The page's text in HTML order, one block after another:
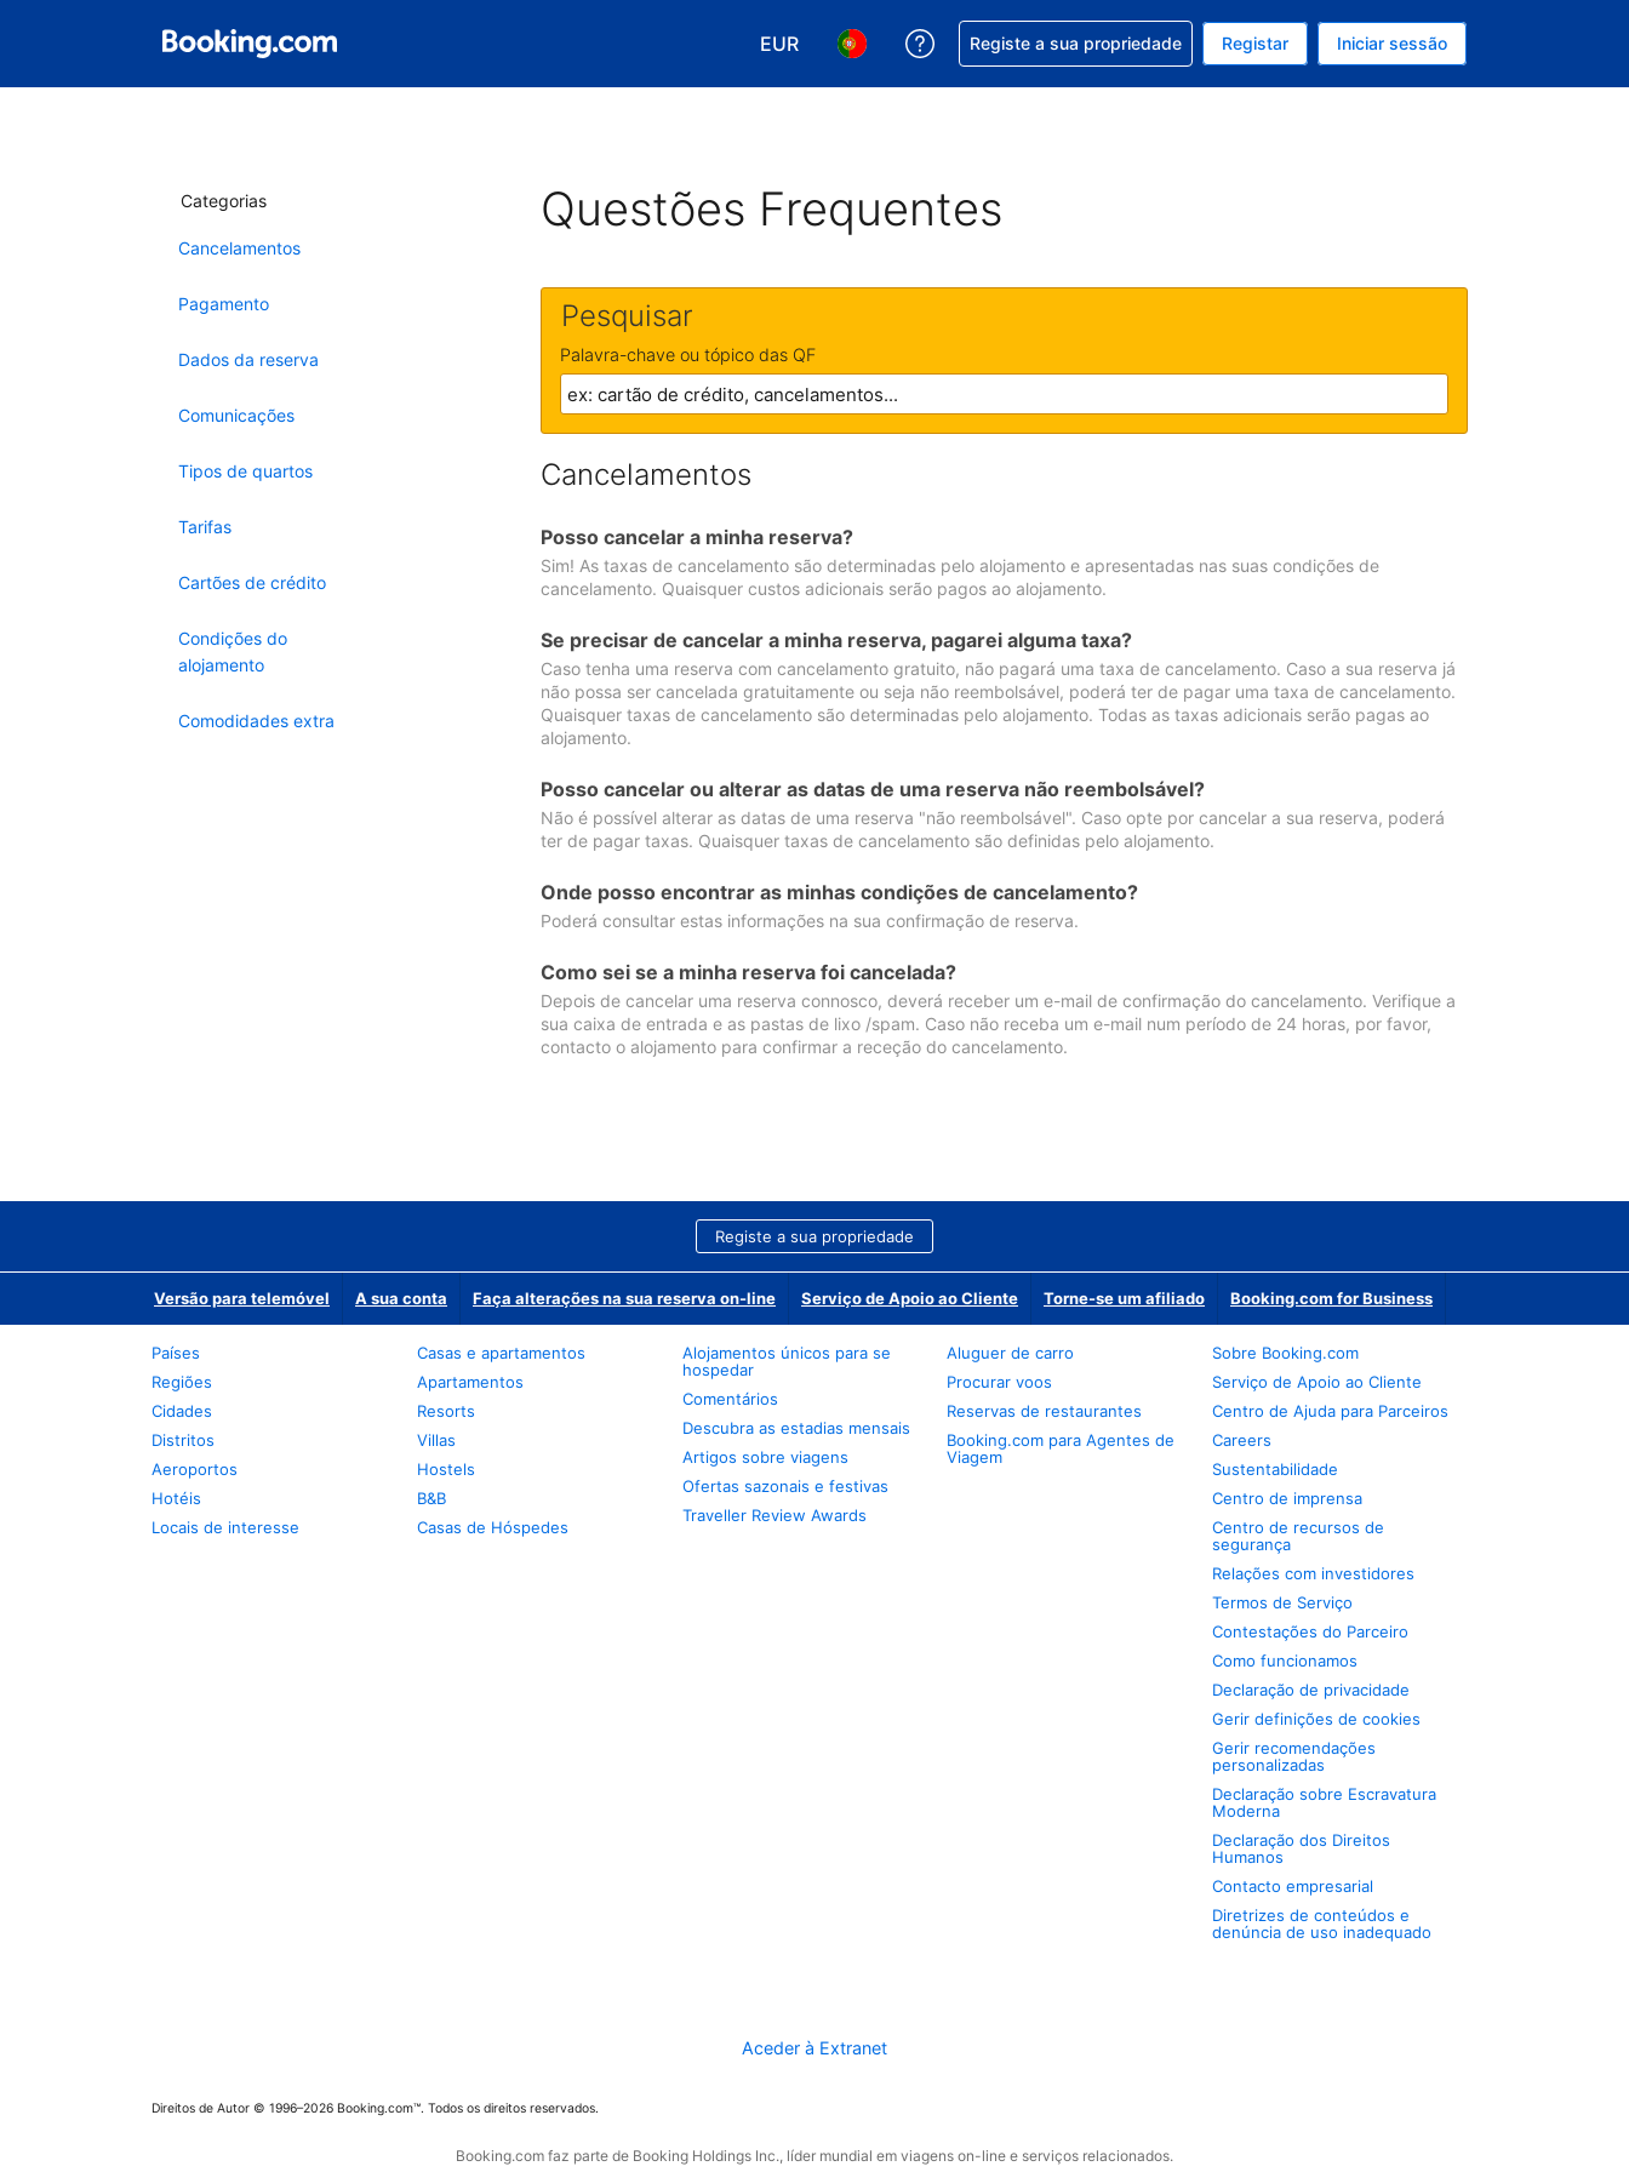
EUR
Escolha a sua moeda. A sua moeda atual é EUR
Escolha o seu idioma. O seu idioma atual é Português
Obtenha ajuda com a sua reserva
Registe a sua propriedade Registar Iniciar sessão
Categorias
Cancelamentos
Pagamento
Dados da reserva
Comunicações
Tipos de quartos
Tarifas
Cartões de crédito
Condições do
alojamento
Comodidades extra
Questões Frequentes
Pesquisar
Palavra-chave ou tópico das QF
Cancelamentos
Posso cancelar a minha reserva?
Sim! As taxas de cancelamento são determinadas pelo alojamento e apresentadas nas suas condições de
cancelamento. Quaisquer custos adicionais serão pagos ao alojamento.
Se precisar de cancelar a minha reserva, pagarei alguma taxa?
Caso tenha uma reserva com cancelamento gratuito, não pagará uma taxa de cancelamento. Caso a sua reserva já
não possa ser cancelada gratuitamente ou seja não reembolsável, poderá ter de pagar uma taxa de cancelamento.
Quaisquer taxas de cancelamento são determinadas pelo alojamento. Todas as taxas adicionais serão pagas ao
alojamento.
Posso cancelar ou alterar as datas de uma reserva não reembolsável?
Não é possível alterar as datas de uma reserva "não reembolsável". Caso opte por cancelar a sua reserva, poderá
ter de pagar taxas. Quaisquer taxas de cancelamento são definidas pelo alojamento.
Onde posso encontrar as minhas condições de cancelamento?
Poderá consultar estas informações na sua confirmação de reserva.
Como sei se a minha reserva foi cancelada?
Depois de cancelar uma reserva connosco, deverá receber um e-mail de confirmação do cancelamento. Verifique a
sua caixa de entrada e as pastas de lixo /spam. Caso não receba um e-mail num período de 24 horas, por favor,
contacto o alojamento para confirmar a receção do cancelamento.
Registe a sua propriedade
Versão para telemóvel A sua conta Faça alterações na sua reserva on-line Serviço de Apoio ao Cliente Torne-se um afiliado Booking.com for Business
Países
Regiões
Cidades
Distritos
Aeroportos
Hotéis
Locais de interesse
Casas e apartamentos
Apartamentos
Resorts
Villas
Hostels
B&B
Casas de Hóspedes
Alojamentos únicos para se
hospedar
Comentários
Descubra as estadias mensais
Artigos sobre viagens
Ofertas sazonais e festivas
Traveller Review Awards
Aluguer de carro
Procurar voos
Reservas de restaurantes
Booking.com para Agentes de
Viagem
Sobre Booking.com
Serviço de Apoio ao Cliente
Centro de Ajuda para Parceiros
Careers
Sustentabilidade
Centro de imprensa
Centro de recursos de
segurança
Relações com investidores
Termos de Serviço
Contestações do Parceiro
Como funcionamos
Declaração de privacidade
Gerir definições de cookies
Gerir recomendações
personalizadas
Declaração sobre Escravatura
Moderna
Declaração dos Direitos
Humanos
Contacto empresarial
Diretrizes de conteúdos e
denúncia de uso inadequado
Aceder à Extranet
Direitos de Autor © 1996–2026 Booking.com™. Todos os direitos reservados.
Booking.com faz parte de Booking Holdings Inc., líder mundial em viagens on-line e serviços relacionados.